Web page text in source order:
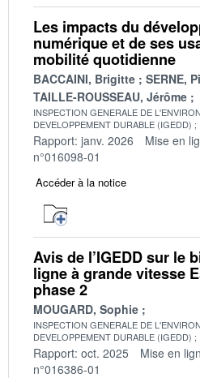
Les impacts du
numérique et de ses
mobilité quotidienne
BACCAINI, Brigitte
SERNE,
TAILLE-ROUSSEAU, Jérôme
INSPECTION GENERALE DE
DEVELOPPEMENT DURABLE (IGEDD)
Rapport: janv. 2026 Mise en
n°016098-01
Accéder à la notice
Avis de l’IGEDD sur le
ligne à grande vitesse
phase 2
MOUGARD, Sophie
INSPECTION GENERALE DE
DEVELOPPEMENT DURABLE (IGEDD)
Rapport: oct. 2025 Mise en
n°016386-01